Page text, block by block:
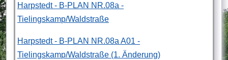
Harpstedt - B-PLAN NR.08a -
Tielingskamp/Waldstraße
Harpstedt - B-PLAN NR.08a A01 -
Tielingskamp/Waldstraße (1. Änderung)